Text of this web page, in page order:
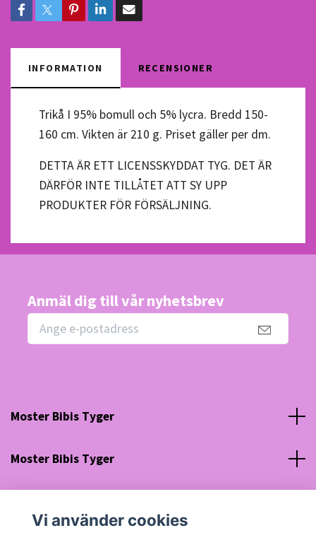
INFORMATION RECENSIONER
Trikå I 95% bomull och 5% lycra. Bredd 150-
160 cm. Vikten är 210 g. Priset gäller per dm.
DETTA ÄR ETT LICENSSKYDDAT TYG. DET ÄR
DÄRFÖR INTE TILLÅTET ATT SY UPP
PRODUKTER FÖR FÖRSÄLJNING.
Anmäl dig till vår nyhetsbrev
Moster Bibis Tyger
Moster Bibis Tyger
Vi använder cookies